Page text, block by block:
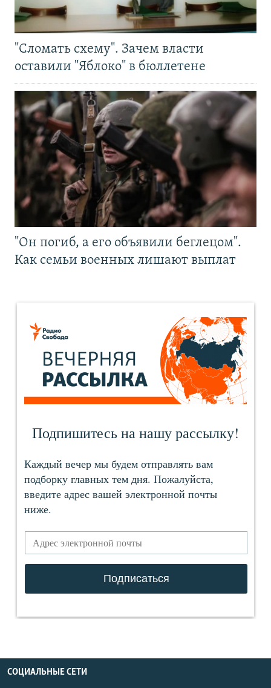
"Сломать схему". Зачем власти
оставили "Яблоко" в бюллетене
"Он погиб, а его объявили беглецом".
Как семьи военных лишают выплат
СОЦИАЛЬНЫЕ СЕТИ